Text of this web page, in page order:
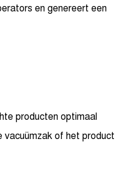
en genereert een
producten optimaal
vacuümzak of het product